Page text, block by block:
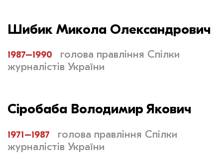
Шибик Микола Олександрович
1987–1990
голова правління Спілки
журналістів України
Сіробаба Володимир Якович
1971–1987
голова правління Спілки
журналістів України